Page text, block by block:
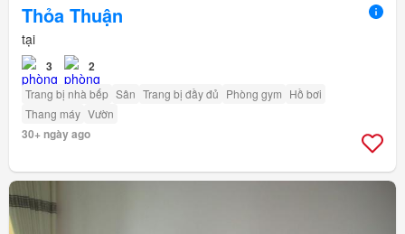
Thỏa Thuận
tại
3 2
Trang bị nhà bếp Sân Trang bị đầy đủ Phòng gym Hồ bơi
Thang máy Vườn
30+ ngày ago